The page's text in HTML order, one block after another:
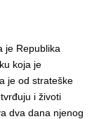
je Republika
koja je
je od strateške
i životi
dva dana njenog